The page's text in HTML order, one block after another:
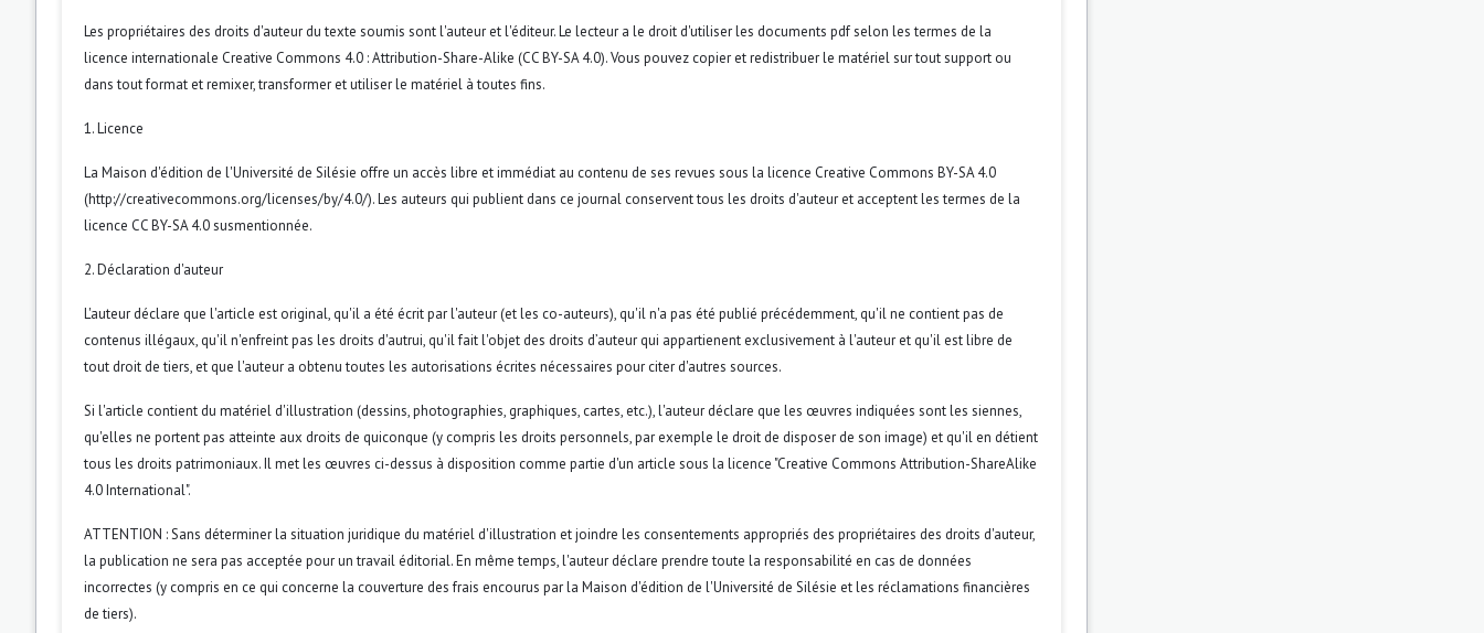
Les propriétaires des droits d'auteur du texte soumis sont l'auteur et l'éditeur. Le lecteur a le droit d'utiliser les documents pdf selon les termes de la
licence internationale Creative Commons 4.0 : Attribution-Share-Alike (CC BY-SA 4.0). Vous pouvez copier et redistribuer le matériel sur tout support ou
dans tout format et remixer, transformer et utiliser le matériel à toutes fins.
1. Licence
La Maison d'édition de l'Université de Silésie offre un accès libre et immédiat au contenu de ses revues sous la licence Creative Commons BY-SA 4.0
(http://creativecommons.org/licenses/by/4.0/). Les auteurs qui publient dans ce journal conservent tous les droits d'auteur et acceptent les termes de la
licence CC BY-SA 4.0 susmentionnée.
2. Déclaration d'auteur
L'auteur déclare que l'article est original, qu'il a été écrit par l'auteur (et les co-auteurs), qu'il n'a pas été publié précédemment, qu'il ne contient pas de
contenus illégaux, qu'il n'enfreint pas les droits d'autrui, qu'il fait l'objet des droits d’auteur qui appartienent exclusivement à l'auteur et qu'il est libre de
tout droit de tiers, et que l'auteur a obtenu toutes les autorisations écrites nécessaires pour citer d'autres sources.
Si l'article contient du matériel d'illustration (dessins, photographies, graphiques, cartes, etc.), l'auteur déclare que les œuvres indiquées sont les siennes,
qu'elles ne portent pas atteinte aux droits de quiconque (y compris les droits personnels, par exemple le droit de disposer de son image) et qu'il en détient
tous les droits patrimoniaux. Il met les œuvres ci-dessus à disposition comme partie d'un article sous la licence "Creative Commons Attribution-ShareAlike
4.0 International".
ATTENTION : Sans déterminer la situation juridique du matériel d'illustration et joindre les consentements appropriés des propriétaires des droits d'auteur,
la publication ne sera pas acceptée pour un travail éditorial. En même temps, l'auteur déclare prendre toute la responsabilité en cas de données
incorrectes (y compris en ce qui concerne la couverture des frais encourus par la Maison d'édition de l'Université de Silésie et les réclamations financières
de tiers).